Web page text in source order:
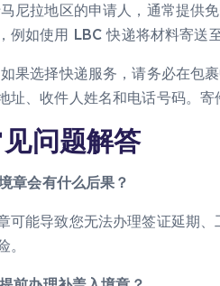
尼拉地区的申请人，通常提供
例如使用 LBC 快递将材料寄送
如果选择快递服务，请务必在包
址、收件人姓名和电话号码。
问题解答
章会有什么后果？
可能导致您无法办理签证延期
。